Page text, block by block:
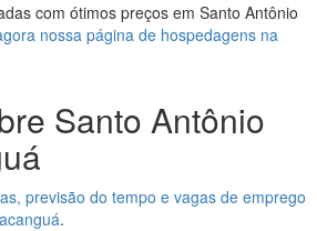
com ótimos preços em Santo Antônio
nossa página de hospedagens na
Santo Antônio
previsão do tempo e vagas de emprego
.